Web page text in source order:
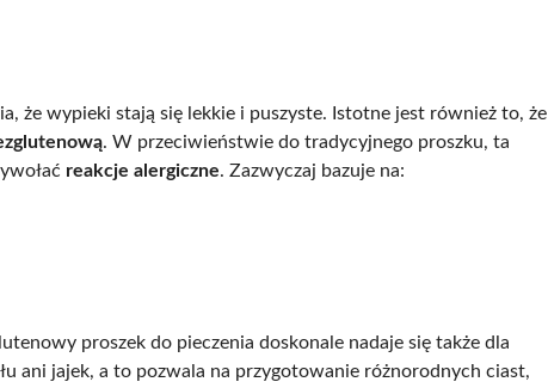
że wypieki stają się lekkie i puszyste. Istotne jest również to, że
. W przeciwieństwie do tradycyjnego proszku, ta
reakcje alergiczne. Zazwyczaj bazuje na:
proszek do pieczenia doskonale nadaje się także dla
ani jajek, a to pozwala na przygotowanie różnorodnych ciast,